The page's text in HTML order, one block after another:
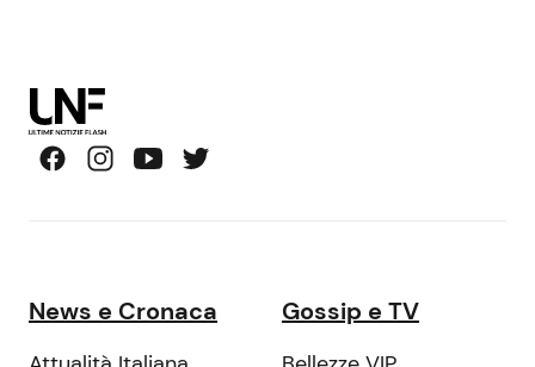
News e Cronaca Gossip e TV